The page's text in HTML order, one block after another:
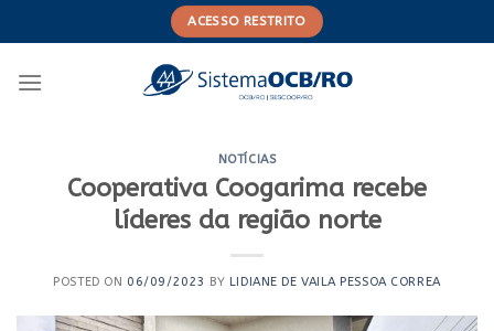
to
ACESSO RESTRITO
NOTÍCIAS
Cooperativa Coogarima recebe
líderes da região norte
POSTED ON 06/09/2023 BY LIDIANE DE VAILA PESSOA CORREA